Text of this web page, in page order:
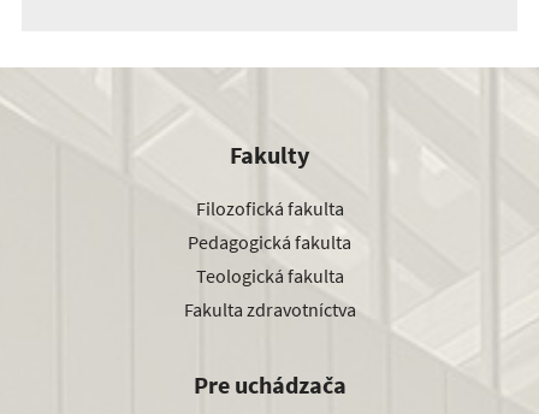
Fakulty
Filozofická fakulta
Pedagogická fakulta
Teologická fakulta
Fakulta zdravotníctva
Pre uchádzača